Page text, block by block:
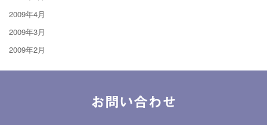
2009年4月
2009年3月
2009年2月
お問い合わせ